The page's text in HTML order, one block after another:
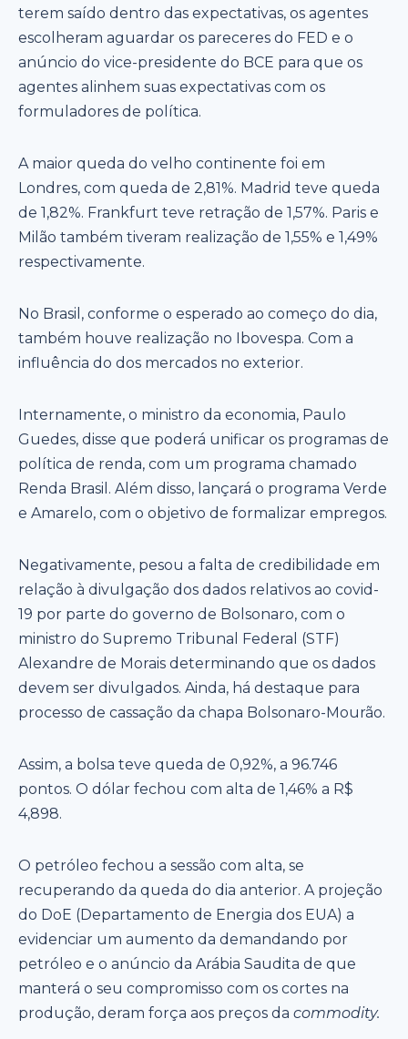
terem saído dentro das expectativas, os agentes
escolheram aguardar os pareceres do FED e o
anúncio do vice-presidente do BCE para que os
agentes alinhem suas expectativas com os
formuladores de política.
A maior queda do velho continente foi em
Londres, com queda de 2,81%. Madrid teve queda
de 1,82%. Frankfurt teve retração de 1,57%. Paris e
Milão também tiveram realização de 1,55% e 1,49%
respectivamente.
No Brasil, conforme o esperado ao começo do dia,
também houve realização no Ibovespa. Com a
influência do dos mercados no exterior.
Internamente, o ministro da economia, Paulo
Guedes, disse que poderá unificar os programas de
política de renda, com um programa chamado
Renda Brasil. Além disso, lançará o programa Verde
e Amarelo, com o objetivo de formalizar empregos.
Negativamente, pesou a falta de credibilidade em
relação à divulgação dos dados relativos ao covid-
19 por parte do governo de Bolsonaro, com o
ministro do Supremo Tribunal Federal (STF)
Alexandre de Morais determinando que os dados
devem ser divulgados. Ainda, há destaque para
processo de cassação da chapa Bolsonaro-Mourão.
Assim, a bolsa teve queda de 0,92%, a 96.746
pontos. O dólar fechou com alta de 1,46% a R$
4,898.
O petróleo fechou a sessão com alta, se
recuperando da queda do dia anterior. A projeção
do DoE (Departamento de Energia dos EUA) a
evidenciar um aumento da demandando por
petróleo e o anúncio da Arábia Saudita de que
manterá o seu compromisso com os cortes na
produção, deram força aos preços da commodity.